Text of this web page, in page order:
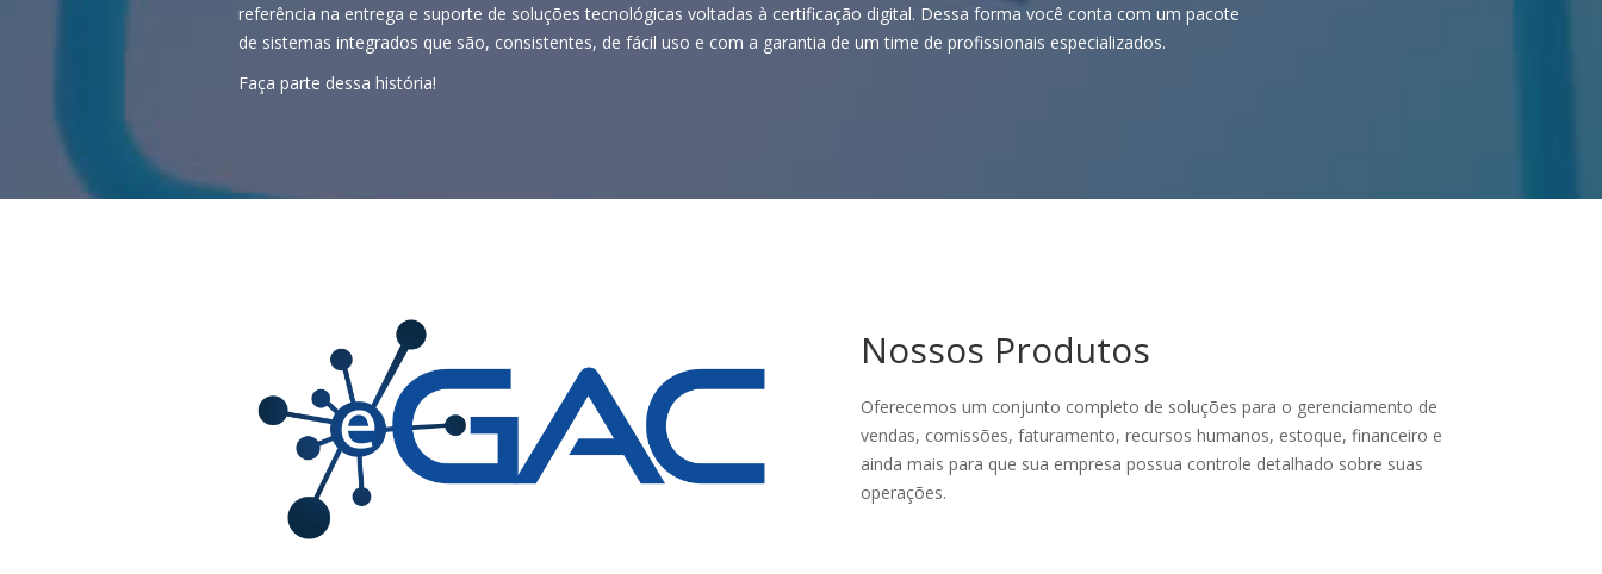
referência na entrega e suporte de soluções tecnológicas voltadas à certificação digital. Dessa forma você conta com um pacote
de sistemas integrados que são, consistentes, de fácil uso e com a garantia de um time de profissionais especializados.
Faça parte dessa história!
Nossos Produtos
Oferecemos um conjunto completo de soluções para o gerenciamento de
vendas, comissões, faturamento, recursos humanos, estoque, financeiro e
ainda mais para que sua empresa possua controle detalhado sobre suas
operações.